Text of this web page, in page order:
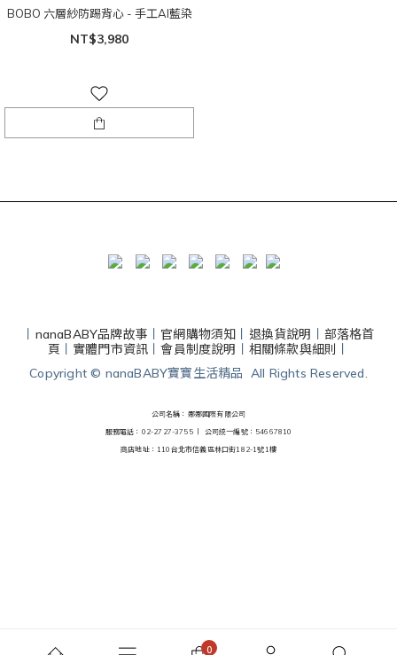
BOBO 六層紗防踢背心 - 手工AI藍染
NT$3,980
nanaBABY品牌故事 官網購物須知 退換貨說明
部落格首
頁
實體門市資訊 丨會員制度說明 相關條款與細則
Copyright © nanaBABY寶寶生活精品 All Rights Reserved.
公司名稱：娜娜國際有限公司
服務電話：02-2727-3755 丨 公司統一編號：54667810
商店地址：110台北市信義區林口街182-1號1樓